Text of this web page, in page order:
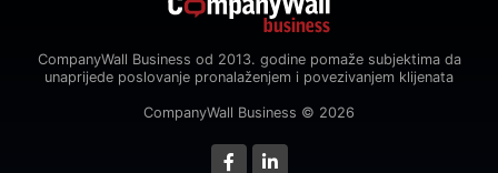
CompanyWall Business od 2013. godine pomaže subjektima da
unaprijede poslovanje pronalaženjem i povezivanjem klijenata
CompanyWall Business © 2026